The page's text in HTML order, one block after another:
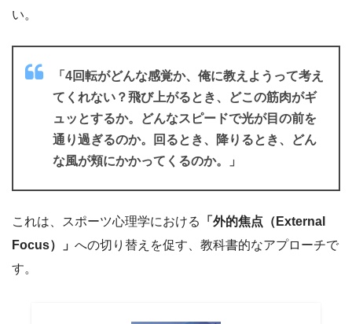
い。
「4回転がどんな感覚か、俺に教えようって考え
てくれない？飛び上がるとき、どこの筋肉がギ
ュッとするか。どんなスピードで光が目の前を
通り過ぎるのか。回るとき、降りるとき、どん
な風が頬にかかってくるのか。」
これは、スポーツ心理学における
「外的焦点（External
Focus）」 への切り替えを促す、教科書的なアプローチで
す。